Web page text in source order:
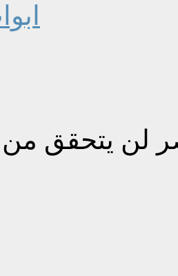
لن يتحقق